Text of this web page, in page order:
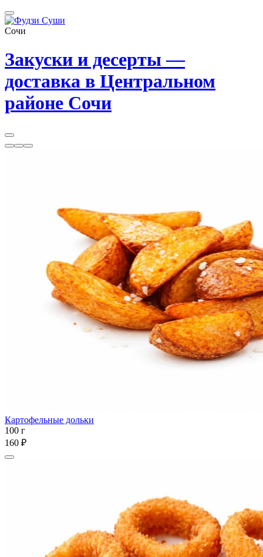
Сочи
Закуски и десерты —
доставка в Центральном
районе Сочи
Картофельные дольки
100 г
160 ₽